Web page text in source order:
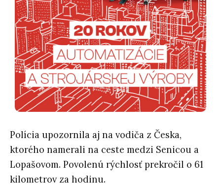
Polícia upozornila aj na vodiča z Česka,
ktorého namerali na ceste medzi Senicou a
Lopašovom. Povolenú rýchlosť prekročil o 61
kilometrov za hodinu.